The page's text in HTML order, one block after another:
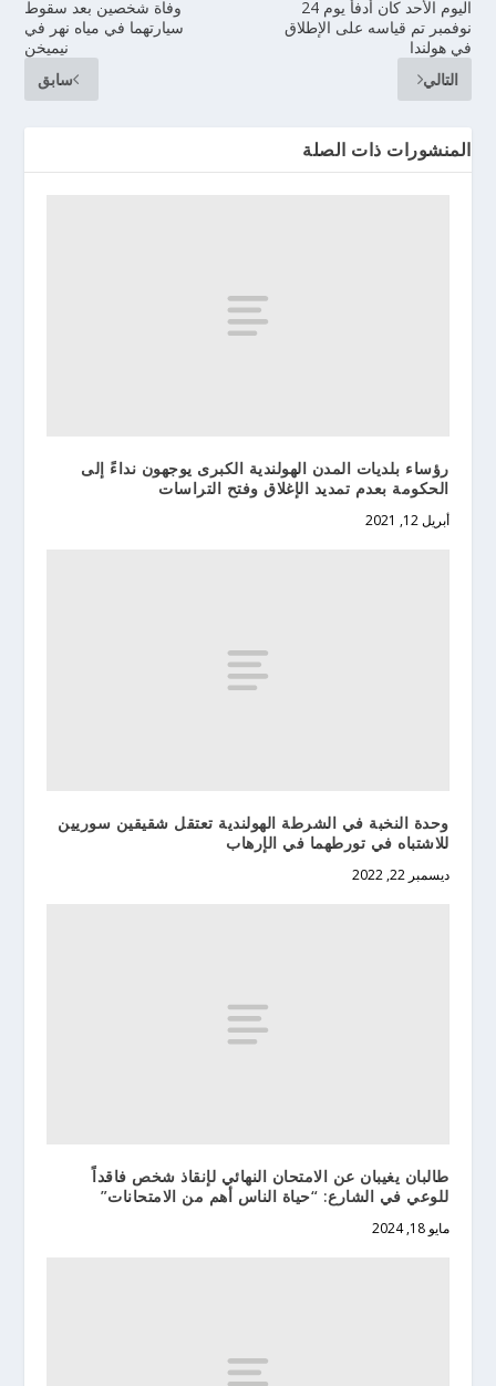
وفاة شخصين بعد سقوط
سيارتهما في مياه نهر في
نيميخن
سابق
اليوم الأحد كان أدفأ يوم 24
نوفمبر تم قياسه على الإطلاق
في هولندا
التالي
المنشورات ذات الصلة
رؤساء بلديات المدن الهولندية الكبرى يوجهون نداءً إلى
الحكومة بعدم تمديد الإغلاق وفتح التراسات
أبريل 12, 2021
وحدة النخبة في الشرطة الهولندية تعتقل شقيقين سوريين
للاشتباه في تورطهما في الإرهاب
ديسمبر 22, 2022
طالبان يغيبان عن الامتحان النهائي لإنقاذ شخص فاقداً
للوعي في الشارع: “حياة الناس أهم من الامتحانات”
مايو 18, 2024